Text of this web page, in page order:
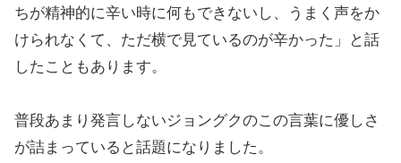
ちが精神的に辛い時に何もできないし、うまく声をか
けられなくて、ただ横で見ているのが辛かった」と話
したこともあります。
普段あまり発言しないジョングクのこの言葉に優しさ
が詰まっていると話題になりました。